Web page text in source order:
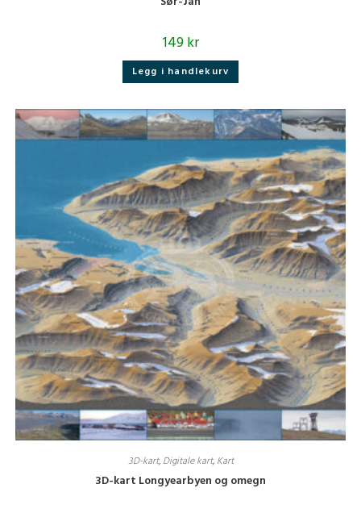
149kr
Legg i handlekurv
3D-kart, Digitale kart, Kart
3D-kart Longyearbyen og omegn